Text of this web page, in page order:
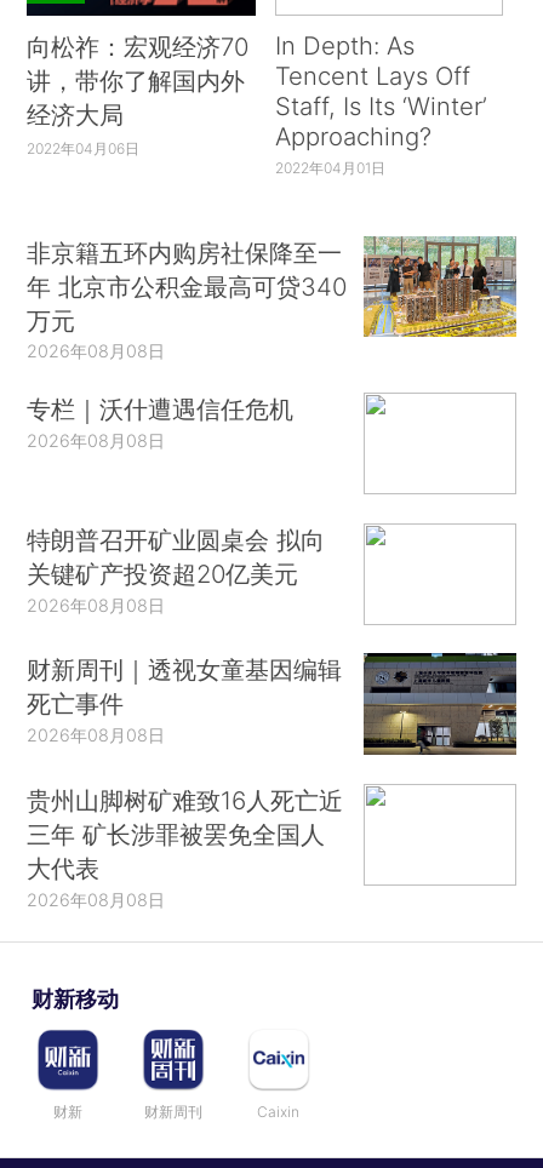
向松祚：宏观经济70
讲，带你了解国内外
经济大局
2022年04月06日
In Depth: As
Tencent Lays Off
Staff, Is Its ‘Winter’
Approaching?
2022年04月01日
非京籍五环内购房社保降至一
年 北京市公积金最高可贷340
万元
2026年08月08日
专栏｜沃什遭遇信任危机
2026年08月08日
特朗普召开矿业圆桌会 拟向
关键矿产投资超20亿美元
2026年08月08日
财新周刊｜透视女童基因编辑
死亡事件
2026年08月08日
贵州山脚树矿难致16人死亡近
三年 矿长涉罪被罢免全国人
大代表
2026年08月08日
财新移动
财新 财新周刊 Caixin